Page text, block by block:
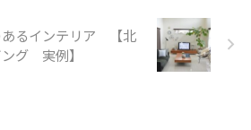
あるインテリア 【北
グ 実例】